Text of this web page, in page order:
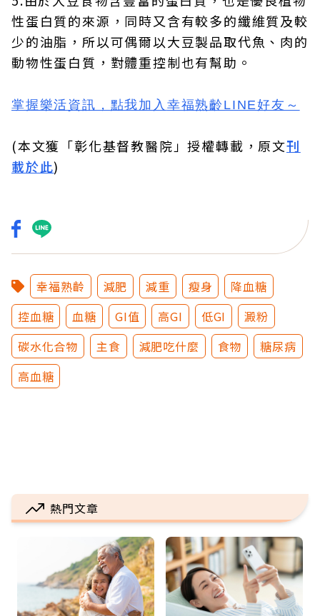
性蛋白質的來源，同時又含有較多的纖維質及較
少的油脂，所以可偶爾以大豆製品取代魚、肉的
動物性蛋白質，對體重控制也有幫助。
掌握樂活資訊， 點我加入 幸福熟齡LINE好友 ～
(本文獲「彰化基督教醫院」授權轉載，原文刊
載於此)
幸福熟齡 減肥 減重 瘦身
降血糖
控血糖
血糖 GI值 高GI 低GI
澱粉
碳水化合物
主食 減肥吃什麼 食物
糖尿病
高血糖
熱門文章